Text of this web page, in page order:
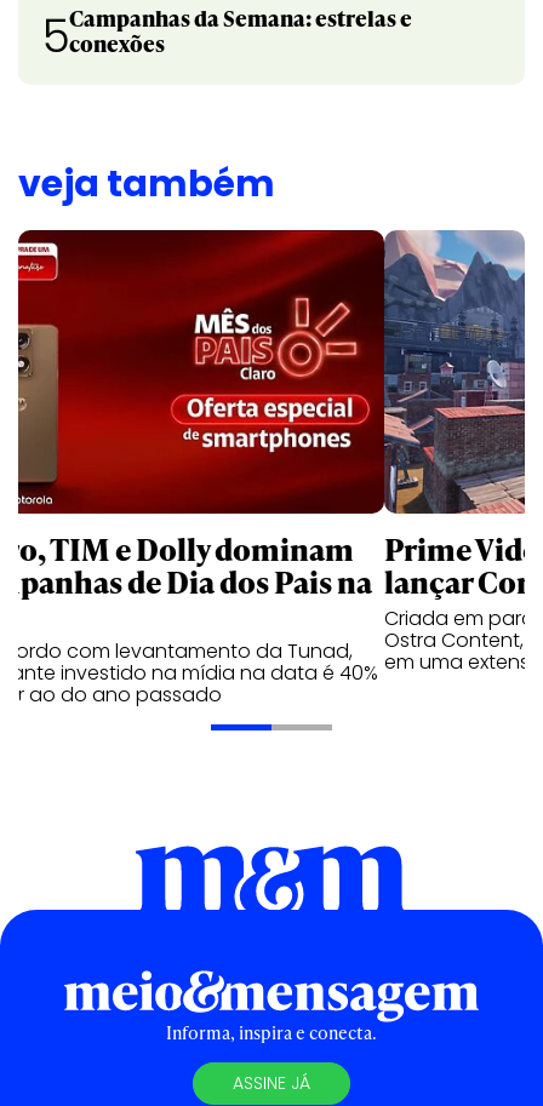
5Campanhas da Semana: estrelas e
conexões
veja também
TIM e Dolly dominam
de Dia dos Pais na
com levantamento da Tunad,
investido na mídia na data é 40%
ao do ano passado
Prime
lançar
Criada em
Ostra Content,
em uma
Informa, inspira e conecta.
ASSINE JÁ